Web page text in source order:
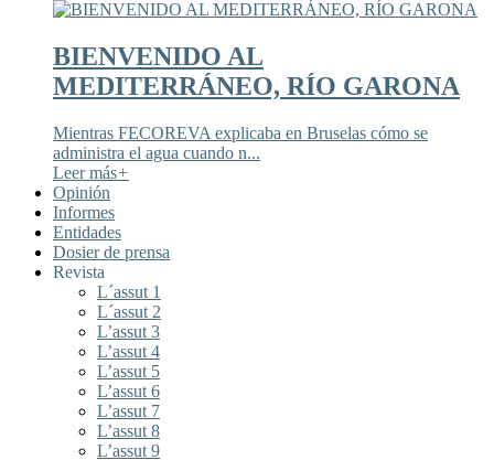
BIENVENIDO AL
MEDITERRÁNEO, RÍO GARONA
Mientras FECOREVA explicaba en Bruselas cómo se
administra el agua cuando n...
Leer más+
Opinión
Informes
Entidades
Dosier de prensa
Revista
L´assut 1
L´assut 2
L’assut 3
L’assut 4
L’assut 5
L’assut 6
L’assut 7
L’assut 8
L’assut 9